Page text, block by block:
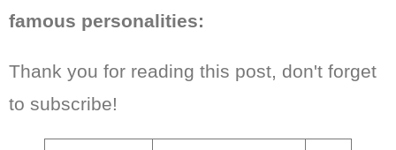
famous personalities:
Thank you for reading this post, don't forget
to subscribe!